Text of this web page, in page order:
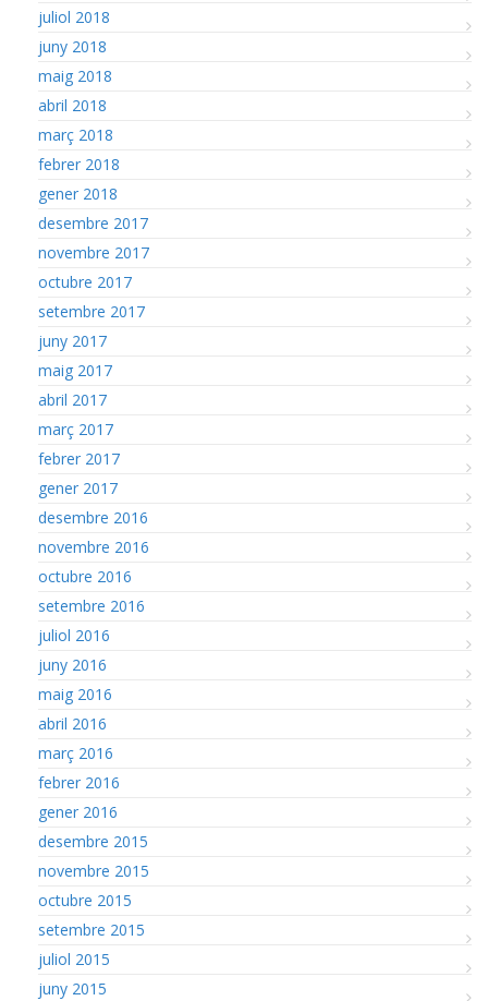
juliol 2018
juny 2018
maig 2018
abril 2018
març 2018
febrer 2018
gener 2018
desembre 2017
novembre 2017
octubre 2017
setembre 2017
juny 2017
maig 2017
abril 2017
març 2017
febrer 2017
gener 2017
desembre 2016
novembre 2016
octubre 2016
setembre 2016
juliol 2016
juny 2016
maig 2016
abril 2016
març 2016
febrer 2016
gener 2016
desembre 2015
novembre 2015
octubre 2015
setembre 2015
juliol 2015
juny 2015